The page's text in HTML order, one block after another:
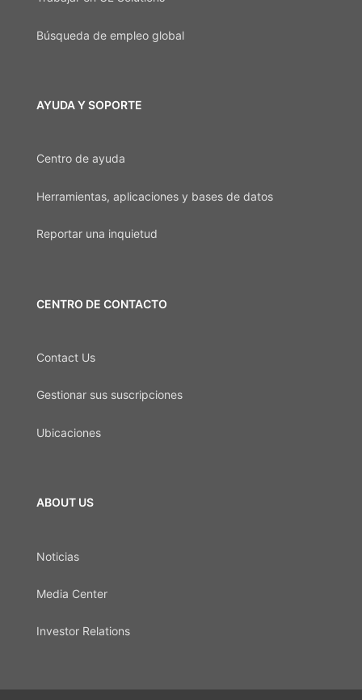
Búsqueda de empleo global
AYUDA Y SOPORTE
Centro de ayuda
Herramientas, aplicaciones y bases de datos
Reportar una inquietud
CENTRO DE CONTACTO
Contact Us
Gestionar sus suscripciones
Ubicaciones
ABOUT US
Noticias
Media Center
Investor Relations